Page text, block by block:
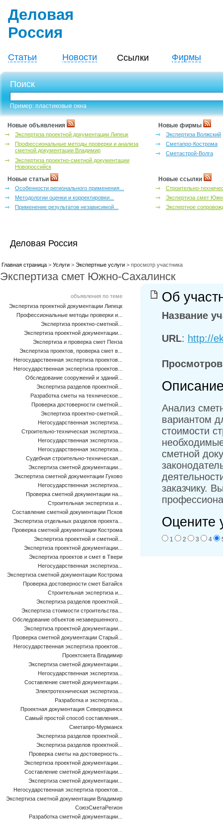
Деловая
Россия
Статьи Новости Ссылки Фирмы
Поиск
Пример: пластиковые окна
Новые объявления
Экспертиза проектной документации Липецк
Профессиональные методы проверки и анализа
сметной документации Владимир
Экспертиза проектно-сметной документации
Новороссийск
Новые фирмы
Экспертиза Волжский
Сметапро-Кострома
Сметастрой-Волга
Новые статьи
Особенности регионального применения...
Методологии оценки и корректировки...
Применение результатов независимой...
Новые ссылки
Строительно-
Экспертиза смет
Экспертное
Деловая Россия
Главная страница > Услуги > Экспертные услуги > просмотр участника
Экспертиза смет Южно-Сахалинск
объявления по теме
Экспертиза проектной документации Липецк
Профессиональные методы проверки и...
Экспертиза проектно-сметной...
Экспертиза проектной документации...
Экспертиза и проверка смет Пенза
Экспертиза проектов, проверка смет в...
Негосударственная экспертиза проектов...
Негосударственная экспертиза проектов...
Обследование сооружений и зданий...
Экспертиза разделов проектной...
Разработка сметы на техническое...
Проверка достоверности сметной...
Экспертиза проектно-сметной...
Негосударственная экспертиза...
Строительно-техническая экспертиза...
Негосударственная экспертиза...
Негосударственная экспертиза...
Судебная строительно-техническая...
Экспертиза сметной документации...
Экспертиза сметной документации Гуково
Негосударственная экспертиза...
Проверка сметной документации на...
Строительная экспертиза и...
Составление сметной документации Псков
Экспертиза отдельных разделов проекта...
Проверка сметной документации Кострома
Экспертиза проектной и сметной...
Экспертиза проектной документации...
Экспертиза проектов и смет в Твери
Негосударственная экспертиза...
Экспертиза сметной документации Кострома
Проверка достоверности смет Батайск
Строительная экспертиза и...
Экспертиза разделов проектной...
Экспертиза стоимости строительства...
Обследование объектов незавершенного...
Экспертиза проектной документации...
Проверка сметной документации Старый...
Негосударственная экспертиза проектов...
Проектсмета Владимир
Экспертиза сметной документации...
Негосударственная экспертиза...
Составление сметной документации...
Электротехническая экспертиза...
Разработка и экспертиза...
Проектная документация Северодвинск
Самый простой способ составления...
Сметапро-Мурманск
Экспертиза разделов проектной...
Экспертиза разделов проектной...
Проверка сметы на достоверность...
Экспертиза проектной документации...
Составление сметной документации...
Экспертиза сметной документации...
Негосударственная экспертиза проектов...
Экспертиза сметной документации Владимир
СоюзСметаРегион
Разработка сметной документации...
Об
Название
URL: http://
Просмотров
Анализ
вариантом
стоимости
сметной
заказчику.
Оцените
1 2 3 4